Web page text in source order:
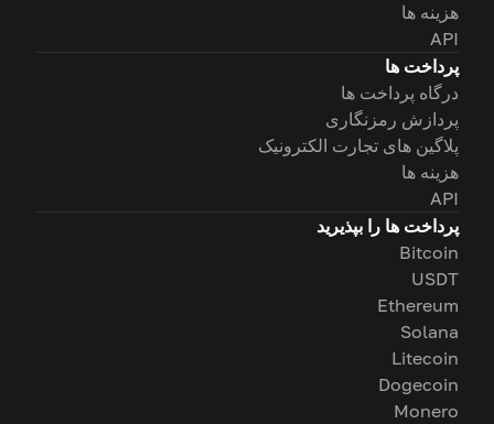
هزینه ها
API
پرداخت ها
درگاه پرداخت ها
پردازش رمزنگاری
پلاگین های تجارت الکترونیک
هزینه ها
API
پرداخت ها را بپذیرید
Bitcoin
USDT
Ethereum
Solana
Litecoin
Dogecoin
Monero